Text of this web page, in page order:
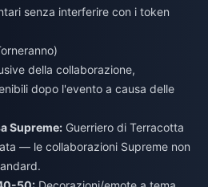
senza interferire con i token
della collaborazione,
dopo l'evento a causa delle
Supreme: Guerriero di Terracotta
— le collaborazioni Supreme non